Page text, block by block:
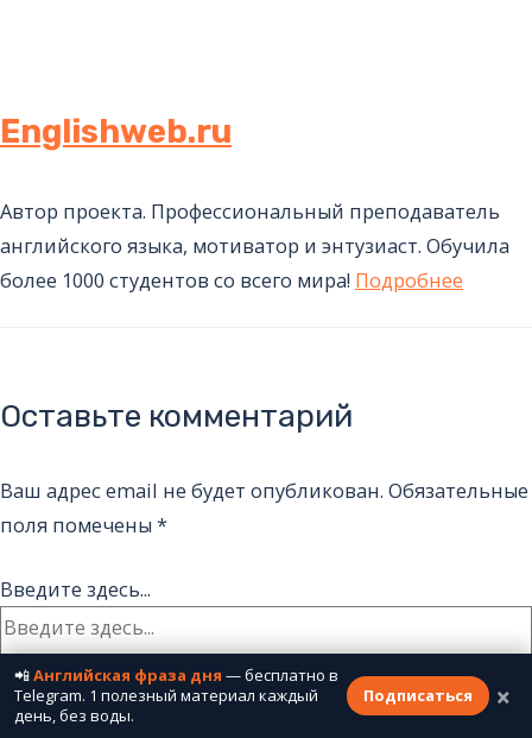
Englishweb.ru
Автор проекта. Профессиональный преподаватель
английского языка, мотиватор и энтузиаст. Обучила
более 1000 студентов со всего мира! Подробнее
Оставьте комментарий
Ваш адрес email не будет опубликован. Обязательные
поля помечены *
Введите здесь...
📲Английская фраза дня — бесплатно в
Telegram. 1 полезный материал каждый
день, без воды.
Подписаться ×